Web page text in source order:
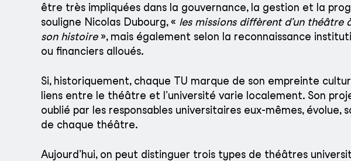
être très impliquées dans la gouvernance, la gestion et la
souligne Nicolas Dubourg, « les missions diffèrent d’un théâtre
son histoire», mais également selon la reconnaissance
ou financiers alloués.
Si, historiquement, chaque TU marque de son empreinte
liens entre le théâtre et l’université varie localement. Son
oublié par les responsables universitaires eux-mêmes, évolue,
de chaque théâtre.
Aujourd’hui, on peut distinguer trois types de théâtres